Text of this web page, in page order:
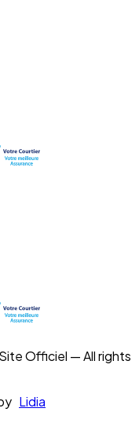
Officiel — All rights
Lidia